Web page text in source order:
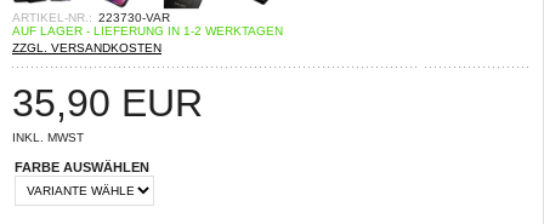
ARTIKEL-NR.: 223730-VAR
AUF LAGER - LIEFERUNG IN 1-2 WERKTAGEN
ZZGL. VERSANDKOSTEN
35,90 EUR
INKL. MWST
FARBE AUSWÄHLEN